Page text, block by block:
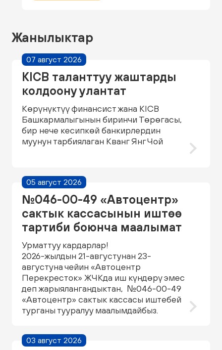
Жанылыктар
07 август 2026
KICB таланттуу жаштарды
колдоону улантат
Көрүнүктүү финансист жана KICB
Башкармалыгынын биринчи Төрөгасы,
бир нече кесипкөй банкирлердин
муунун тарбиялаган Кванг Янг Чой
05 август 2026
№046-00-49 «Автоцентр»
сактык кассасынын иштөө
тартиби боюнча маалымат
Урматтуу кардарлар!
2026-жылдын 21-августунан 23-
августуна чейин «Автоцентр
Перекресток» ЖЧКда иш күндөрү эмес
деп жарыялангандыктан, №046-00-49
«Автоцентр» сактык кассасы иштебей
турганы тууралуу маалымдайбыз.
03 август 2026